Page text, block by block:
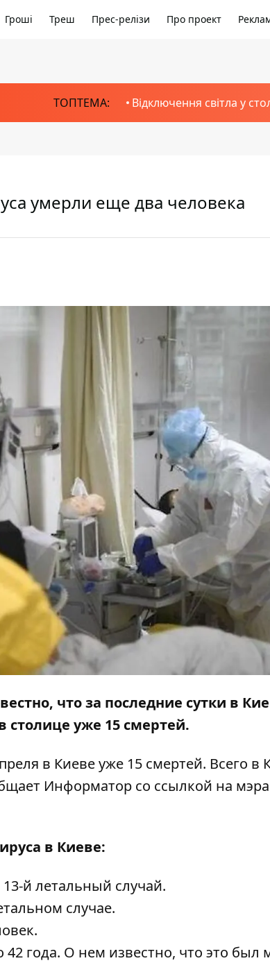
Гроші Треш Прес-релізи Про проект
ТОПТЕМА: Відключення світла у
умерли еще два человека
что за последние сутки в
столице уже 15 смертей.
в Киеве уже 15 смертей. Всего в
Информатор со ссылкой на
в Киеве:
13-й летальный случай.
случае.
года. О нем известно, что это был